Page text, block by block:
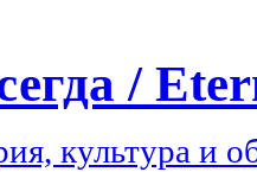
/
культура и